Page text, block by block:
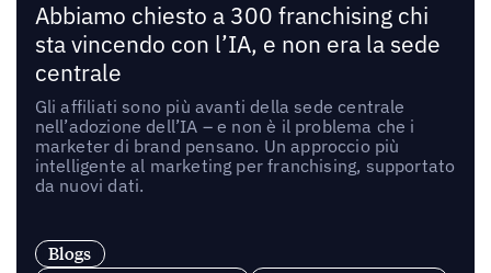
Abbiamo chiesto a 300 franchising chi
sta vincendo con l’IA, e non era la sede
centrale
Gli affiliati sono più avanti della sede centrale
nell’adozione dell’IA – e non è il problema che i
marketer di brand pensano. Un approccio più
intelligente al marketing per franchising, supportato
da nuovi dati.
Blogs